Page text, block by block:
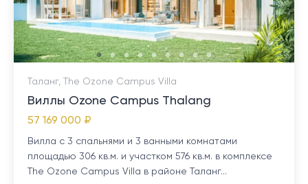
Таланг, The Ozone Campus Villa
Виллы Ozone Campus Thalang
57 169 000 ₽
Вилла с 3 спальнями и 3 ванными комнатами
площадью 306 кв.м. и участком 576 кв.м. в комплексе
The Ozone Campus Villa в районе Таланг...